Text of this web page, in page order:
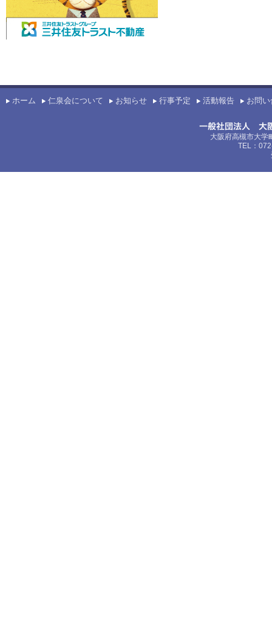
ホーム 仁泉会について お知らせ 行事予定 活動報告 お問
大阪府高槻市大学
TEL：